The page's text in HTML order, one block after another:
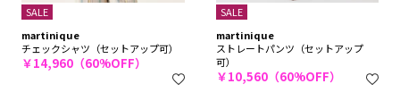
SALE
martinique
チェックシャツ（セットアップ可）
￥14,960（60%OFF）
SALE
martinique
ストレートパンツ（セットアップ
可）
￥10,560（60%OFF）